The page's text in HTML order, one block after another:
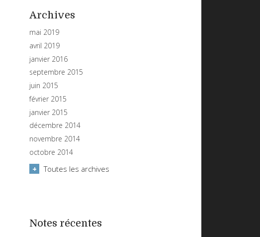
Archives
mai 2019
avril 2019
janvier 2016
septembre 2015
juin 2015
février 2015
janvier 2015
décembre 2014
novembre 2014
octobre 2014
Toutes les archives
Notes récentes